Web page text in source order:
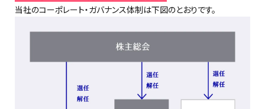
当社のコーポレート・ガバナンス体制は下図のとおりです。